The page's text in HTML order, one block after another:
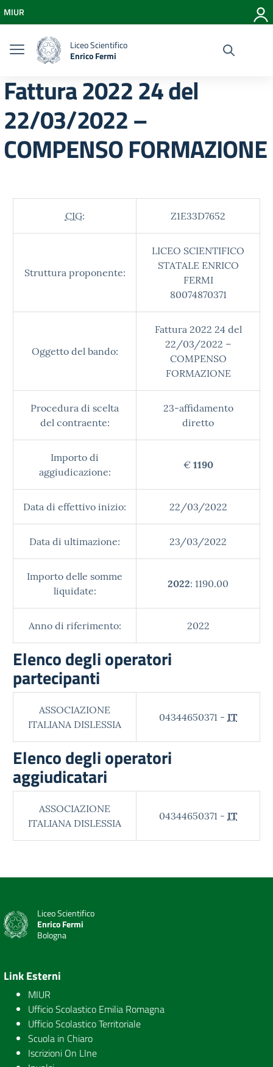
Vai al menu di navigazione
Vai al footer
MIUR
Liceo Scientifico
Enrico Fermi
Fattura 2022 24 del
22/03/2022 –
COMPENSO FORMAZIONE
CIG: Z1E33D7652
Struttura proponente:
LICEO SCIENTIFICO
STATALE ENRICO
FERMI
80074870371
Oggetto del bando:
Fattura 2022 24 del
22/03/2022 –
COMPENSO
FORMAZIONE
Procedura di scelta
del contraente:
23-affidamento
diretto
Importo di
aggiudicazione:
€ 1190
Data di effettivo inizio: 22/03/2022
Data di ultimazione: 23/03/2022
Importo delle somme
liquidate:
2022: 1190.00
Anno di riferimento: 2022
Elenco degli operatori
partecipanti
ASSOCIAZIONE
ITALIANA DISLESSIA
04344650371 - IT
Elenco degli operatori
aggiudicatari
ASSOCIAZIONE
ITALIANA DISLESSIA
04344650371 - IT
Liceo Scientifico
Enrico Fermi
Bologna
Link Esterni
MIUR
Ufficio Scolastico Emilia Romagna
Ufficio Scolastico Territoriale
Scuola in Chiaro
Iscrizioni On LIne